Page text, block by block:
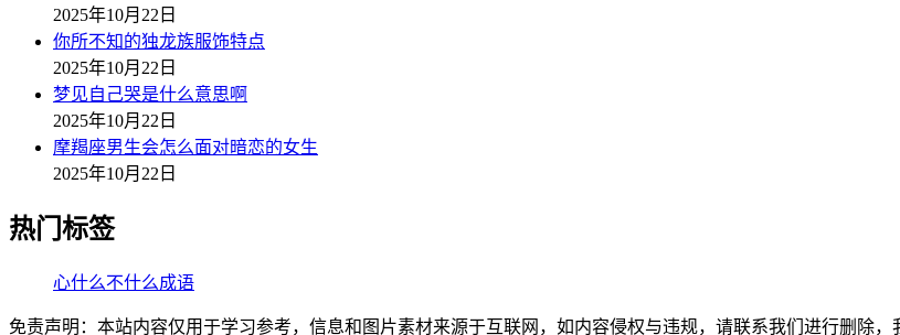
2025年10月22日
你所不知的独龙族服饰特点
2025年10月22日
梦见自己哭是什么意思啊
2025年10月22日
摩羯座男生会怎么面对暗恋的女生
2025年10月22日
热门标签
心什么不什么成语
免责声明：本站内容仅用于学习参考，信息和图片素材来源于互联网，如内容侵权与违规，请联系我们进行删除，